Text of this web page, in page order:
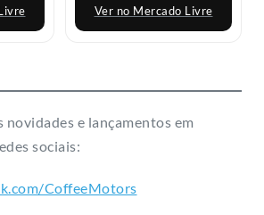
Ver no Mercado Livre
novidades e lançamentos em
sociais:
CoffeeMotors